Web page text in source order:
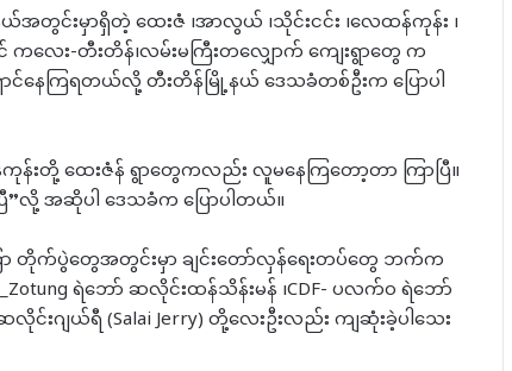
တွင်းမှာရှိတဲ့ ထေးဇံ ၊အာလွယ် ၊သိုင်းငင်း ၊လေထန်ကုန်း ၊
လေး-တီးတိန်၊လမ်းမကြီးတလျှောက် ကျေးရွာတွေ က
င်နေကြရတယ်လို့ တီးတိန်မြို့‌နယ် ဒေသခံတစ်ဦးက ပြောပါ
န်းတို့ ထေးဇံန် ရွာတွေကလည်း လူမနေကြတော့တာ ကြာပြီ။
အဆိုပါ ဒေသခံက ပြောပါတယ်။
တိုက်ပွဲတွေအတွင်းမှာ ချင်းတော်လှန်ရေးတပ်တွေ ဘက်က
ရဲဘော် ဆလိုင်းထန်သိန်းမန် ၊CDF- ပလက်ဝ ရဲဘော်
ဆလိုင်းဂျယ်ရီ (Salai Jerry) တို့လေးဦးလည်း ကျဆုံးခဲ့ပါသေး